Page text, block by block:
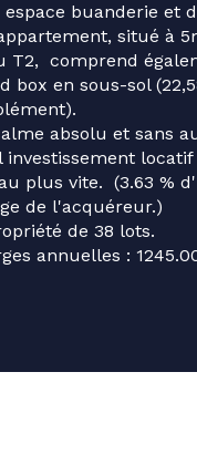
de salle de
espace buanderie et
situé à
T2,  comprend
box en sous-sol
absolu et sans
investissement
plus vite.  (3.63 %
de l'acquéreur.)
de 38 lots.
annuelles :